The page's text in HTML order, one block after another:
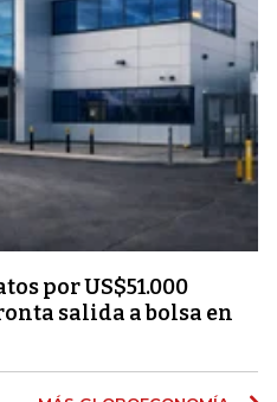
por US$51.000
salida a bolsa en